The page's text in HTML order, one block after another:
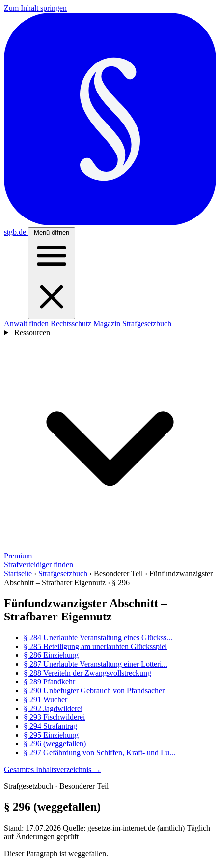
Zum Inhalt springen
stgb.de Menü öffnen
Anwalt finden Rechtsschutz Magazin Strafgesetzbuch
Ressourcen
Premium
Strafverteidiger finden
Startseite › Strafgesetzbuch › Besonderer Teil › Fünfundzwanzigster
Abschnitt – Strafbarer Eigennutz › § 296
Fünfundzwanzigster Abschnitt –
Strafbarer Eigennutz
§ 284 Unerlaubte Veranstaltung eines Glückss...
§ 285 Beteiligung am unerlaubten Glücksspiel
§ 286 Einziehung
§ 287 Unerlaubte Veranstaltung einer Lotteri...
§ 288 Vereiteln der Zwangsvollstreckung
§ 289 Pfandkehr
§ 290 Unbefugter Gebrauch von Pfandsachen
§ 291 Wucher
§ 292 Jagdwilderei
§ 293 Fischwilderei
§ 294 Strafantrag
§ 295 Einziehung
§ 296 (weggefallen)
§ 297 Gefährdung von Schiffen, Kraft- und Lu...
Gesamtes Inhaltsverzeichnis →
Strafgesetzbuch · Besonderer Teil
§ 296 (weggefallen)
Stand: 17.07.2026 Quelle: gesetze-im-internet.de (amtlich) Täglich
auf Änderungen geprüft
Dieser Paragraph ist weggefallen.